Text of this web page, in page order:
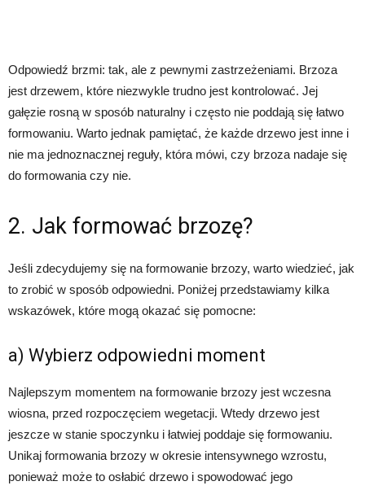
Odpowiedź brzmi: tak, ale z pewnymi zastrzeżeniami. Brzoza
jest drzewem, które niezwykle trudno jest kontrolować. Jej
gałęzie rosną w sposób naturalny i często nie poddają się łatwo
formowaniu. Warto jednak pamiętać, że każde drzewo jest inne i
nie ma jednoznacznej reguły, która mówi, czy brzoza nadaje się
do formowania czy nie.
2. Jak formować brzozę?
Jeśli zdecydujemy się na formowanie brzozy, warto wiedzieć, jak
to zrobić w sposób odpowiedni. Poniżej przedstawiamy kilka
wskazówek, które mogą okazać się pomocne:
a) Wybierz odpowiedni moment
Najlepszym momentem na formowanie brzozy jest wczesna
wiosna, przed rozpoczęciem wegetacji. Wtedy drzewo jest
jeszcze w stanie spoczynku i łatwiej poddaje się formowaniu.
Unikaj formowania brzozy w okresie intensywnego wzrostu,
ponieważ może to osłabić drzewo i spowodować jego